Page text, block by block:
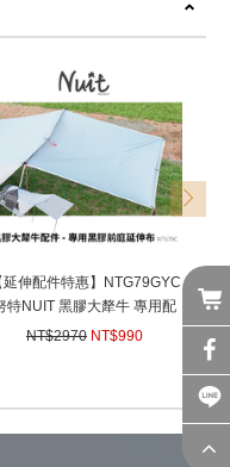
延伸配件特惠】NTG79GYC
特NUIT 黑膠大犛牛 專用配
-【黑膠前庭延伸邊布】 遮陽
NT$2970 NT$990
next
next